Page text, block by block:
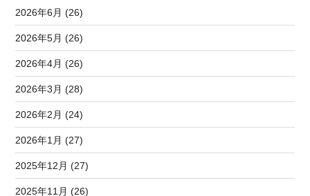
2026年6月 (26)
2026年5月 (26)
2026年4月 (26)
2026年3月 (28)
2026年2月 (24)
2026年1月 (27)
2025年12月 (27)
2025年11月 (26)